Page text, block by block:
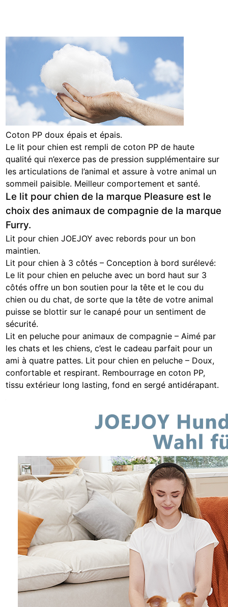
Coton PP doux épais et épais.
Le lit pour chien est rempli de coton PP de haute
qualité qui n’exerce pas de pression supplémentaire sur
les articulations de l’animal et assure à votre animal un
sommeil paisible. Meilleur comportement et santé.
Le lit pour chien de la marque Pleasure est le
choix des animaux de compagnie de la marque
Furry.
Lit pour chien JOEJOY avec rebords pour un bon
maintien.
Lit pour chien à 3 côtés – Conception à bord surélevé:
Le lit pour chien en peluche avec un bord haut sur 3
côtés offre un bon soutien pour la tête et le cou du
chien ou du chat, de sorte que la tête de votre animal
puisse se blottir sur le canapé pour un sentiment de
sécurité.
Lit en peluche pour animaux de compagnie – Aimé par
les chats et les chiens, c’est le cadeau parfait pour un
ami à quatre pattes. Lit pour chien en peluche – Doux,
confortable et respirant. Rembourrage en coton PP,
tissu extérieur long lasting, fond en sergé antidérapant.